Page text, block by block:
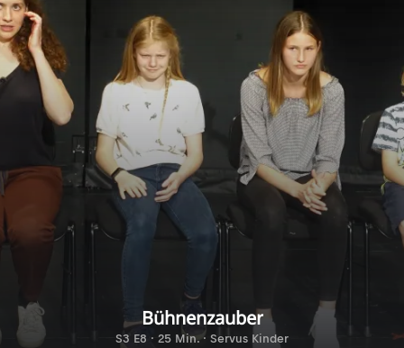
Bühnenzauber
S3 E8 · 25 Min. · Servus Kinder